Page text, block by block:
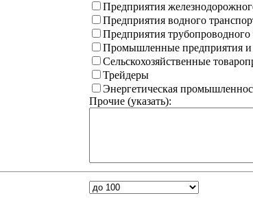
Предприятия
Предприятия водного
Предприятия трубопроводного
Промышленные предприятия и
Сельскохозяйственные
Трейдеры
Энергетическая
Прочие (указать):